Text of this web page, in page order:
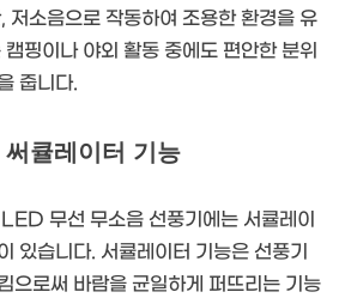
저소음으로 작동하여 조용한 환경을 유
핑이나 야외 활동 중에도 편안한 분위
줍니다.
큘레이터 기능
무선 무소음 선풍기에는 서큘레이
있습니다. 서큘레이터 기능은 선풍기
으로써 바람을 균일하게 퍼뜨리는 기능